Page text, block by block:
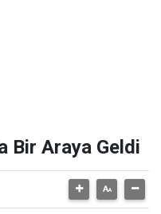
Bir Araya Geldi